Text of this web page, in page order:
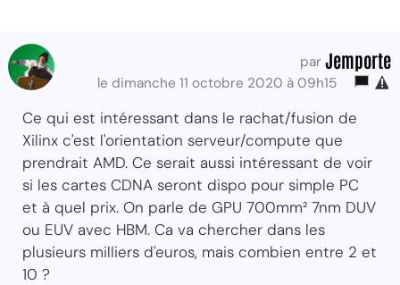
par Jemporte
le dimanche 11 octobre 2020 à 09h15
Ce qui est intéressant dans le rachat/fusion de
Xilinx c'est l'orientation serveur/compute que
prendrait AMD. Ce serait aussi intéressant de voir
si les cartes CDNA seront dispo pour simple PC
et à quel prix. On parle de GPU 700mm² 7nm DUV
ou EUV avec HBM. Ca va chercher dans les
plusieurs milliers d'euros, mais combien entre 2 et
10 ?